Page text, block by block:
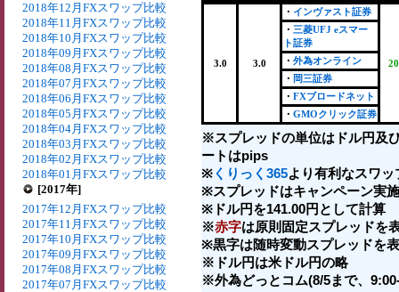
2018年12月FXスワップ比較
2018年11月FXスワップ比較
2018年10月FXスワップ比較
2018年09月FXスワップ比較
2018年08月FXスワップ比較
2018年07月FXスワップ比較
2018年06月FXスワップ比較
2018年05月FXスワップ比較
2018年04月FXスワップ比較
2018年03月FXスワップ比較
2018年02月FXスワップ比較
2018年01月FXスワップ比較
[2017年]
2017年12月FXスワップ比較
2017年11月FXスワップ比較
2017年10月FXスワップ比較
2017年09月FXスワップ比較
2017年08月FXスワップ比較
2017年07月FXスワップ比較
3.0 3.0
・ インヴァスト証券
・ 三菱UFJ eスマー
ト証券
・ 外為オンライン
・ 岡三証券
・ FXブロードネット
・ GMOクリック証券
※スプレッドの単位はドル円及
ートはpips
※ くりっく365より有利なスワ
※スプレッドはキャンペーン実
※ドル円を141.00円として計算
※赤字は原則固定スプレッドを
※黒字は随時変動スプレッドを
※ドル円は米ドル円の略
※外為どっとコム(8/5まで、